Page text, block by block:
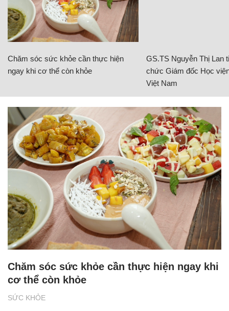
Chăm sóc sức khỏe cần thực hiện
ngay khi cơ thể còn khỏe
GS.TS Nguyễn Thị Lan
chức Giám đốc Học
Việt Nam
SỨC KHỎE
Chăm sóc sức khỏe cần thực hiện ngay khi
cơ thể còn khỏe